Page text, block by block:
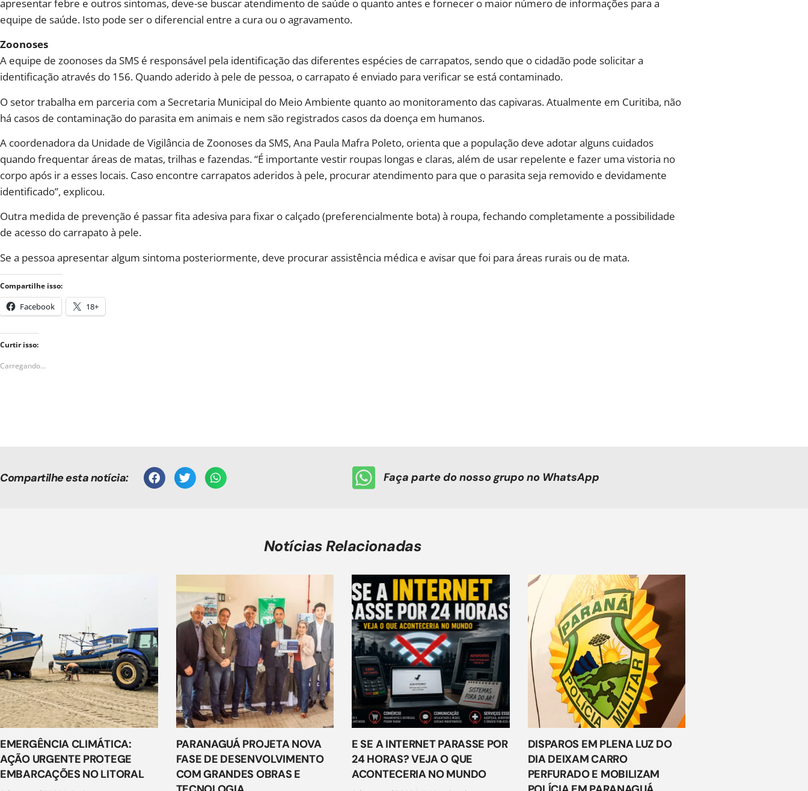
apresentar febre e outros sintomas, deve-se buscar atendimento de saúde o quanto antes e fornecer o maior número de informações para a
equipe de saúde. Isto pode ser o diferencial entre a cura ou o agravamento.
Zoonoses
A equipe de zoonoses da SMS é responsável pela identificação das diferentes espécies de carrapatos, sendo que o cidadão pode solicitar a
identificação através do 156. Quando aderido à pele de pessoa, o carrapato é enviado para verificar se está contaminado.
O setor trabalha em parceria com a Secretaria Municipal do Meio Ambiente quanto ao monitoramento das capivaras. Atualmente em Curitiba, não
há casos de contaminação do parasita em animais e nem são registrados casos da doença em humanos.
A coordenadora da Unidade de Vigilância de Zoonoses da SMS, Ana Paula Mafra Poleto, orienta que a população deve adotar alguns cuidados
quando frequentar áreas de matas, trilhas e fazendas. “É importante vestir roupas longas e claras, além de usar repelente e fazer uma vistoria no
corpo após ir a esses locais. Caso encontre carrapatos aderidos à pele, procurar atendimento para que o parasita seja removido e devidamente
identificado”, explicou.
Outra medida de prevenção é passar fita adesiva para fixar o calçado (preferencialmente bota) à roupa, fechando completamente a possibilidade
de acesso do carrapato à pele.
Se a pessoa apresentar algum sintoma posteriormente, deve procurar assistência médica e avisar que foi para áreas rurais ou de mata.
Compartilhe isso:
Facebook 18+
Curtir isso:
Carregando...
Compartilhe esta notícia: Faça parte do nosso grupo no WhatsApp
Notícias Relacionadas
EMERGÊNCIA CLIMÁTICA:
AÇÃO URGENTE PROTEGE
EMBARCAÇÕES NO LITORAL
PARANAGUÁ PROJETA NOVA
FASE DE DESENVOLVIMENTO
COM GRANDES OBRAS E
E SE A INTERNET PARASSE POR
24 HORAS? VEJA O QUE
ACONTECERIA NO MUNDO
DISPAROS EM PLENA LUZ DO
DIA DEIXAM CARRO
PERFURADO E MOBILIZAM